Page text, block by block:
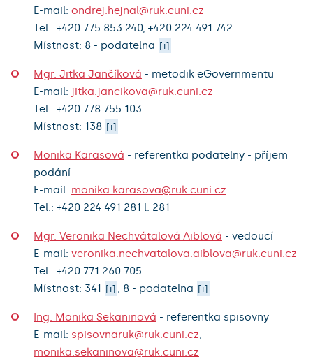
E-mail: ondrej.hejnal@ruk.cuni.cz
Tel.: +420 775 853 240, +420 224 491 742
Místnost: 8 - podatelna [i]
Mgr. Jitka Jančíková - metodik eGovernmentu
E-mail: jitka.jancikova@ruk.cuni.cz
Tel.: +420 778 755 103
Místnost: 138 [i]
Monika Karasová - referentka podatelny - příjem
podání
E-mail: monika.karasova@ruk.cuni.cz
Tel.: +420 224 491 281 l. 281
Mgr. Veronika Nechvátalová Aiblová - vedoucí
E-mail: veronika.nechvatalova.aiblova@ruk.cuni.cz
Tel.: +420 771 260 705
Místnost: 341 [i] , 8 - podatelna [i]
Ing. Monika Sekaninová - referentka spisovny
E-mail: spisovnaruk@ruk.cuni.cz,
monika.sekaninova@ruk.cuni.cz